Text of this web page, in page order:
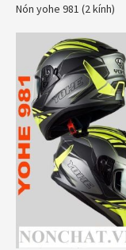
Nón yohe 981 (2 kính)